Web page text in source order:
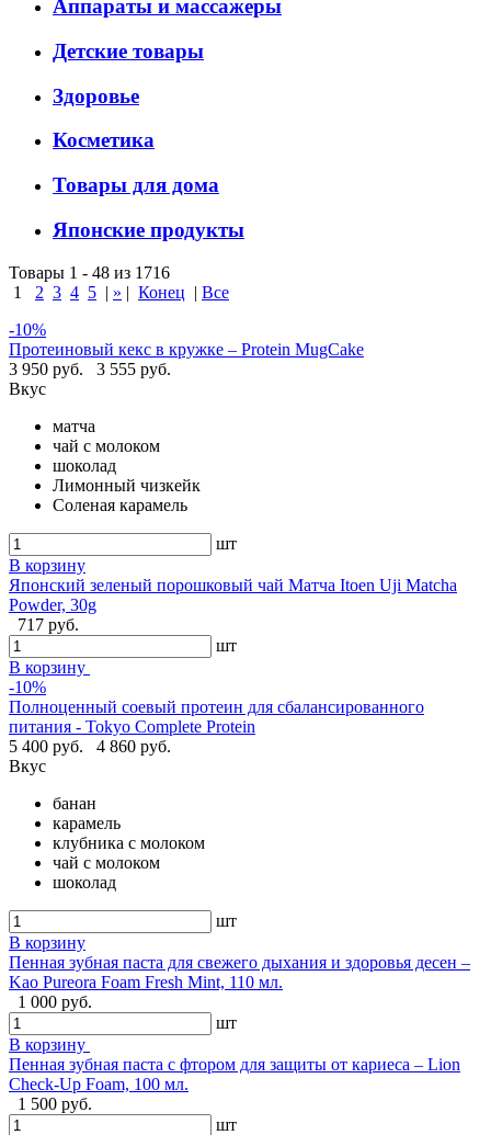
Аппараты и массажеры
Детские товары
Здоровье
Косметика
Товары для дома
Японские продукты
Товары 1 - 48 из 1716
1
2 3 4 5 | » | Конец | Все
-10%
Протеиновый кекс в кружке – Protein MugCake
3 950 руб.
3 555 руб.
Вкус
матча
чай с молоком
шоколад
Лимонный чизкейк
Соленая карамель
шт
В корзину
Японский зеленый порошковый чай Матча Itoen Uji Matcha
Powder, 30g
717 руб.
шт
В корзину
-10%
Полноценный соевый протеин для сбалансированного
питания - Tokyo Complete Protein
5 400 руб.
4 860 руб.
Вкус
банан
карамель
клубника с молоком
чай с молоком
шоколад
шт
В корзину
Пенная зубная паста для свежего дыхания и здоровья десен –
Kao Pureora Foam Fresh Mint, 110 мл.
1 000 руб.
шт
В корзину
Пенная зубная паста с фтором для защиты от кариеса – Lion
Check-Up Foam, 100 мл.
1 500 руб.
шт